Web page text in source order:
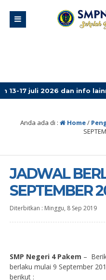
dan info lainnya, lihat
Anda ada di : Home/
JADWAL
SEPTEMBER
Diterbitkan : Minggu, 8 Sep 2019
SMP Negeri 4 Pakem –
berlaku mulai 9 September
berikut :